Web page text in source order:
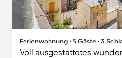
Ferienwohnung ∙ 5 Gäste ∙ 3